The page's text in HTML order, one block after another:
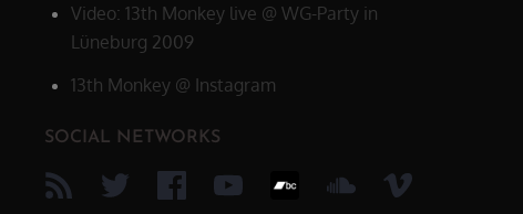
Video: 13th Monkey live @ WG-Party in
Lüneburg 2009
13th Monkey @ Instagram
SOCIAL NETWORKS